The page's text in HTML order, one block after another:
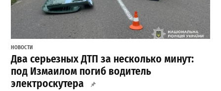
НОВОСТИ
Два серьезных ДТП за несколько минут:
под Измаилом погиб водитель
электроскутера